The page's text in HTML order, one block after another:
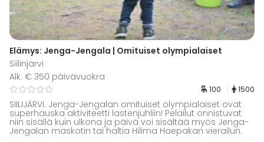
Elämys: Jenga-Jengala | Omituiset olympialaiset
Siilinjärvi
Alk. € 350 päivävuokra
100 1500
SIILIJÄRVI. Jenga-Jengalan omituiset olympialaiset ovat
superhauska aktiviteetti lastenjuhliin! Pelailut onnistuvat
niin sisällä kuin ulkona ja päivä voi sisältää myös Jenga-
Jengalan maskotin tai haltia Hilima Haepakan vierailun.